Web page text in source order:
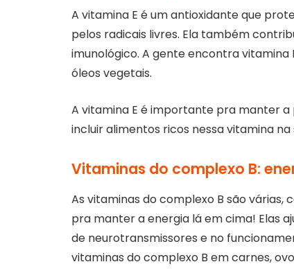
A vitamina E é um antioxidante que
pelos radicais livres. Ela também
imunológico. A gente encontra
óleos vegetais.
A vitamina E é importante pra manter a
incluir alimentos ricos nessa vitamina na
Vitaminas do complexo B:
As vitaminas do complexo B são
pra manter a energia lá em cima! Elas
de neurotransmissores e no
vitaminas do complexo B em carnes,